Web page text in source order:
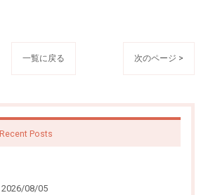
一覧に戻る 次のページ >
Recent Posts
2026/08/05